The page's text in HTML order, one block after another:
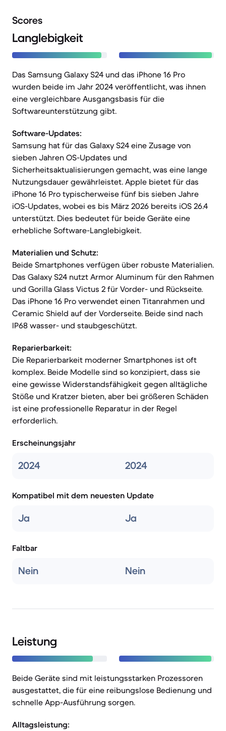
Scores
Langlebigkeit
Das Samsung Galaxy S24 und das iPhone 16 Pro
wurden beide im Jahr 2024 veröffentlicht, was ihnen
eine vergleichbare Ausgangsbasis für die
Softwareunterstützung gibt.
Software-Updates:
Samsung hat für das Galaxy S24 eine Zusage von
sieben Jahren OS-Updates und
Sicherheitsaktualisierungen gemacht, was eine lange
Nutzungsdauer gewährleistet. Apple bietet für das
iPhone 16 Pro typischerweise fünf bis sieben Jahre
iOS-Updates, wobei es bis März 2026 bereits iOS 26.4
unterstützt. Dies bedeutet für beide Geräte eine
erhebliche Software-Langlebigkeit.
Materialien und Schutz:
Beide Smartphones verfügen über robuste Materialien.
Das Galaxy S24 nutzt Armor Aluminum für den Rahmen
und Gorilla Glass Victus 2 für Vorder- und Rückseite.
Das iPhone 16 Pro verwendet einen Titanrahmen und
Ceramic Shield auf der Vorderseite. Beide sind nach
IP68 wasser- und staubgeschützt.
Reparierbarkeit:
Die Reparierbarkeit moderner Smartphones ist oft
komplex. Beide Modelle sind so konzipiert, dass sie
eine gewisse Widerstandsfähigkeit gegen alltägliche
Stöße und Kratzer bieten, aber bei größeren Schäden
ist eine professionelle Reparatur in der Regel
erforderlich.
Erscheinungsjahr
2024 2024
Kompatibel mit dem neuesten Update
Ja Ja
Faltbar
Nein Nein
Leistung
Beide Geräte sind mit leistungsstarken Prozessoren
ausgestattet, die für eine reibungslose Bedienung und
schnelle App-Ausführung sorgen.
Alltagsleistung: